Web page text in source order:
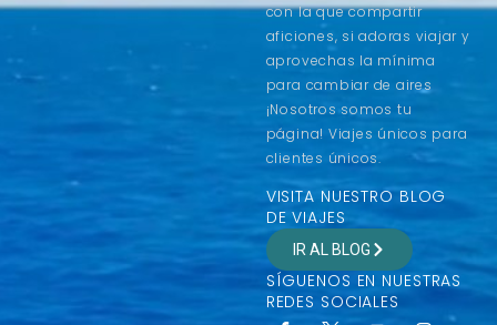
con la que compartir
aficiones, si adoras viajar y
aprovechas la mínima
para cambiar de aires
¡Nosotros somos tu
página! Viajes únicos para
clientes únicos.
VISITA NUESTRO BLOG
DE VIAJES
IR AL BLOG
SÍGUENOS EN NUESTRAS
REDES SOCIALES